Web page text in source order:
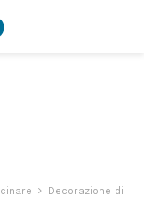
Decorazione di